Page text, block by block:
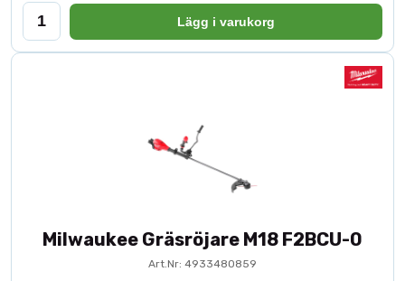
Lägg i varukorg
Milwaukee Gräsröjare M18 F2BCU-0
Art.Nr: 4933480859